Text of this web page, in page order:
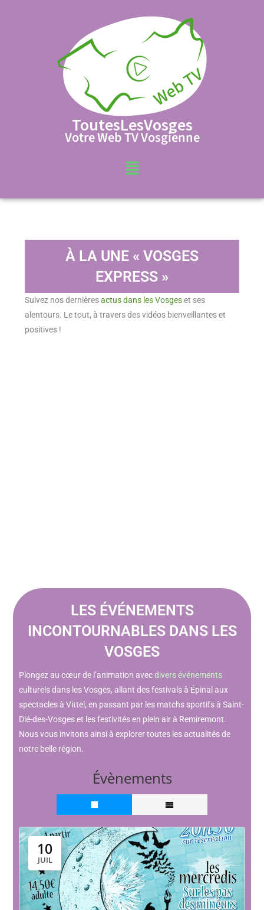
ToutesLesVosges
Votre Web TV Vosgienne
À LA UNE « VOSGES
EXPRESS »
Suivez nos dernièresactus dans les Vosgeset ses
alentours. Le tout, à travers des vidéos bienveillantes et
positives !
LES ÉVÉNEMENTS
INCONTOURNABLES DANS LES
VOSGES
Plongez au cœur de l’animation avecdivers événements
culturels dans les Vosges, allant des festivals à Épinal aux
spectacles à Vittel, en passant par les matchs sportifs à Saint-
Dié-des-Vosges et les festivités en plein air à Remiremont.
Nous vous invitons ainsi à explorer toutes les actualités de
notre belle région.
Évènements
10
JUIL